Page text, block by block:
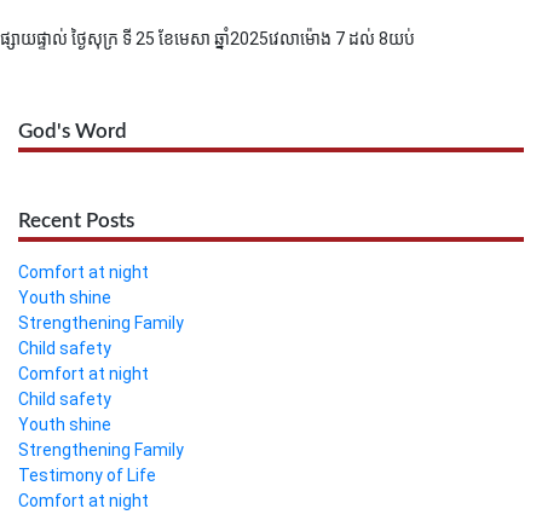
ផ្សាយផ្ទាល់ ថ្ងៃសុក្រ ទី 25 ខែមេសា ឆ្នាំ2025វេលាម៉ោង 7 ដល់ 8យប់
God's Word
Recent Posts
Comfort at night
Youth shine
Strengthening Family
Child safety
Comfort at night
Child safety
Youth shine
Strengthening Family
Testimony of Life
Comfort at night